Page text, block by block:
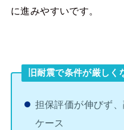
に進みやすいです。
旧耐震で条件が厳しく
担保評価が伸びず
ケース